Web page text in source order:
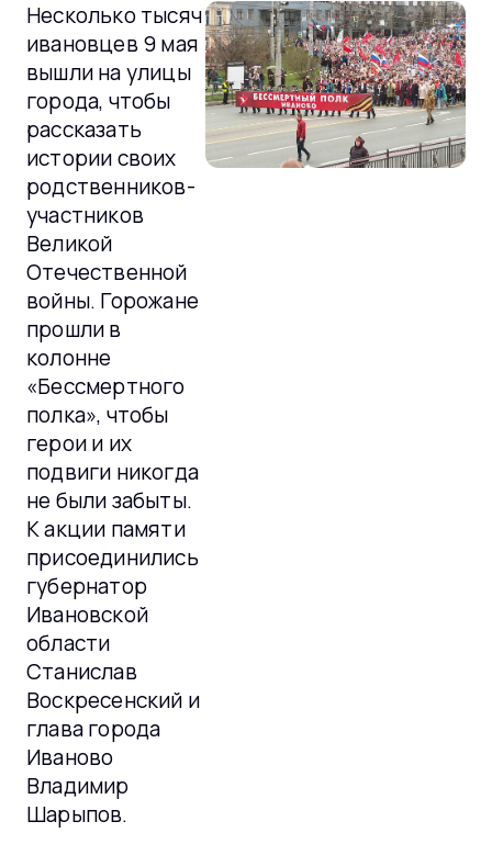
Несколько тысяч
ивановцев 9 мая
вышли на улицы
города, чтобы
рассказать
истории своих
родственников-
участников
Великой
Отечественной
войны. Горожане
прошли в
колонне
«Бессмертного
полка», чтобы
герои и их
подвиги никогда
не были забыты.
К акции памяти
присоединились
губернатор
Ивановской
области
Станислав
Воскресенский и
глава города
Иваново
Владимир
Шарыпов.